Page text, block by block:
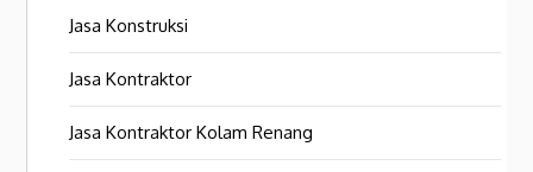
Jasa Konstruksi
Jasa Kontraktor
Jasa Kontraktor Kolam Renang